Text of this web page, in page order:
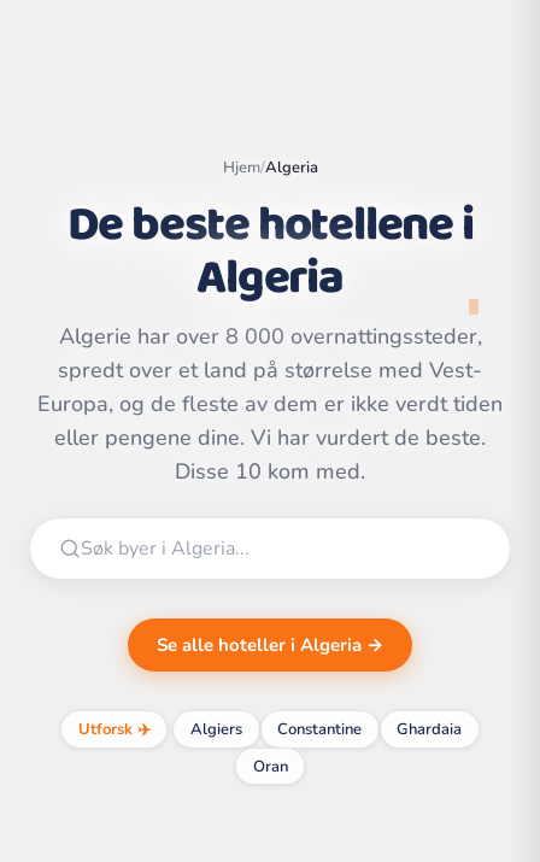
OpenStreetMap
contributors | ©
Hjem/Algeria
De beste hotellene i
Algeria
Algerie har over 8 000 overnattingssteder,
spredt over et land på størrelse med Vest-
Europa, og de fleste av dem er ikke verdt tiden
eller pengene dine. Vi har vurdert de beste.
Disse 10 kom med.
Se alle hoteller i Algeria →
Utforsk ✈️ Algiers Constantine
Ghardaia
Oran